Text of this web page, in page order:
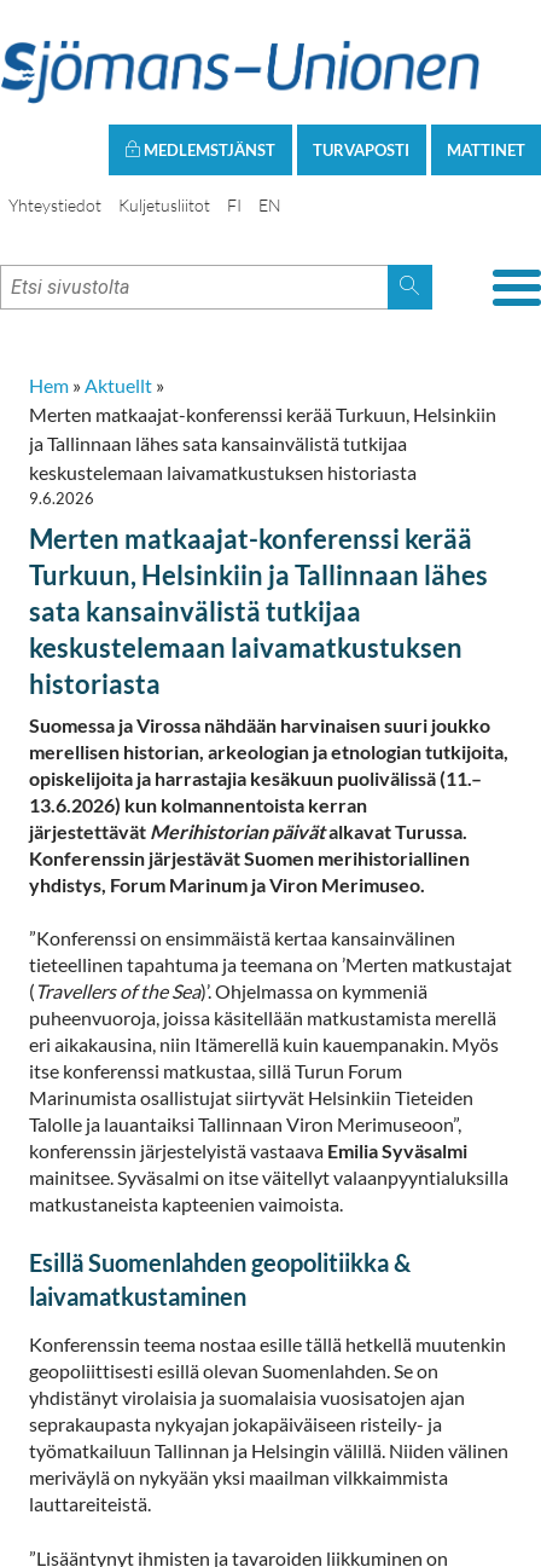
MATTINET
TURVAPOSTI
MEDLEMSTJÄNST
Yhteystiedot Kuljetusliitot FI EN
Hem »Aktuellt »
Merten matkaajat-konferenssi kerää Turkuun, Helsinkiin
ja Tallinnaan lähes sata kansainvälistä tutkijaa
keskustelemaan laivamatkustuksen historiasta
9.6.2026
Merten matkaajat-konferenssi kerää
Turkuun, Helsinkiin ja Tallinnaan lähes
sata kansainvälistä tutkijaa
keskustelemaan laivamatkustuksen
historiasta
Suomessa ja Virossa nähdään harvinaisen suuri joukko
merellisen historian, arkeologian ja etnologian tutkijoita,
opiskelijoita ja harrastajia kesäkuun puolivälissä (11.–
13.6.2026) kun kolmannentoista kerran
järjestettävät Merihistorian päivätalkavat Turussa.
Konferenssin järjestävät Suomen merihistoriallinen
yhdistys, Forum Marinum ja Viron Merimuseo.
”Konferenssi on ensimmäistä kertaa kansainvälinen
tieteellinen tapahtuma ja teemana on ’Merten matkustajat
(Travellers of the Sea)’. Ohjelmassa on kymmeniä
puheenvuoroja, joissa käsitellään matkustamista merellä
eri aikakausina, niin Itämerellä kuin kauempanakin. Myös
itse konferenssi matkustaa, sillä Turun Forum
Marinumista osallistujat siirtyvät Helsinkiin Tieteiden
Talolle ja lauantaiksi Tallinnaan Viron Merimuseoon”,
konferenssin järjestelyistä vastaava Emilia Syväsalmi
mainitsee. Syväsalmi on itse väitellyt valaanpyyntialuksilla
matkustaneista kapteenien vaimoista.
Esillä Suomenlahden geopolitiikka &
laivamatkustaminen
Konferenssin teema nostaa esille tällä hetkellä muutenkin
geopoliittisesti esillä olevan Suomenlahden. Se on
yhdistänyt virolaisia ja suomalaisia vuosisatojen ajan
seprakaupasta nykyajan jokapäiväiseen risteily- ja
työmatkailuun Tallinnan ja Helsingin välillä. Niiden välinen
meriväylä on nykyään yksi maailman vilkkaimmista
lauttareiteistä.
”Lisääntynyt ihmisten ja tavaroiden liikkuminen on